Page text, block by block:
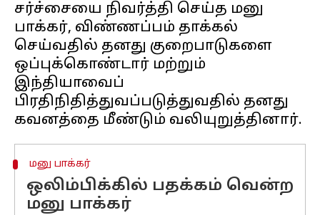
சர்ச்சையை நிவர்த்தி செய்த மனு
பாக்கர், விண்ணப்பம் தாக்கல்
செய்வதில் தனது குறைபாடுகளை
ஒப்புக்கொண்டார் மற்றும்
இந்தியாவைப்
பிரதிநிதித்துவப்படுத்துவதில் தனது
மனு பாக்கர்
ஒலிம்பிக்கில் பதக்கம் வென்ற
மனு பாக்கர்